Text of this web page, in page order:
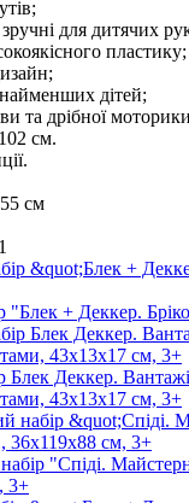
зручні для дитячих
пластику;
дітей;
та дрібної
см.
см
1
"Блек + Деккер.
Блек Деккер.
43х13х17 см, 3+
"Спіді.
3+